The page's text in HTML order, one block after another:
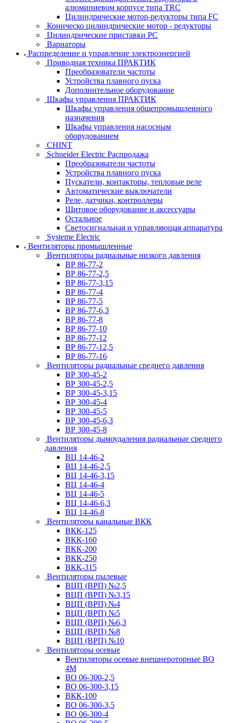
алюминиевом корпусе типа TRC
Цилиндрические мотор-редукторы типа FC
Коническо цилиндрические мотор - редукторы
Цилиндрические приставки PC
Вариаторы
Распределение и управление электроэнергией
Приводная техника ПРАКТИК
Преобразователи частоты
Устройства плавного пуска
Дополнительное оборудование
Шкафы управления ПРАКТИК
Шкафы управления общепромышленного
назначения
Шкафы управления насосным
оборудованием
CHINT
Schneider Electric Распродажа
Преобразователи частоты
Устройства плавного пуска
Пускатели, контакторы, тепловые реле
Автоматические выключатели
Реле, датчики, контроллеры
Щитовое оборудование и аксессуары
Остальное
Светосигнальная и управляющая аппаратура
Systeme Electric
Вентиляторы промышленные
Вентиляторы радиальные низкого давления
ВР 86-77-2
ВР 86-77-2,5
ВР 86-77-3,15
ВР 86-77-4
ВР 86-77-5
ВР 86-77-6,3
ВР 86-77-8
ВР 86-77-10
ВР 86-77-12
ВР 86-77-12,5
ВР 86-77-16
Вентиляторы радиальные среднего давления
ВР 300-45-2
ВР 300-45-2,5
ВР 300-45-3,15
ВР 300-45-4
ВР 300-45-5
ВР 300-45-6,3
ВР 300-45-8
Вентиляторы дымоудаления радиальные среднего
давления
ВЦ 14-46-2
ВЦ 14-46-2,5
ВЦ 14-46-3,15
ВЦ 14-46-4
ВЦ 14-46-5
ВЦ 14-46-6,3
ВЦ 14-46-8
Вентиляторы канальные ВКК
ВКК-125
ВКК-160
ВКК-200
ВКК-250
ВКК-315
Вентиляторы пылевые
ВЦП (ВРП) №2,5
ВЦП (ВРП) №3,15
ВЦП (ВРП) №4
ВЦП (ВРП) №5
ВЦП (ВРП) №6,3
ВЦП (ВРП) №8
ВЦП (ВРП) №10
Вентиляторы осевые
Вентиляторы осевые внешнероторные ВО
4М
ВО 06-300-2,5
ВО 06-300-3,15
ВКК-100
ВО 06-300-3,5
ВО 06-300-4